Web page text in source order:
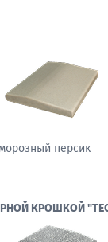
морозный персик
КРОШКОЙ